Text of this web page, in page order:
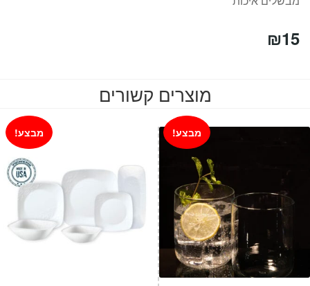
₪15
מוצרים קשורים
מבצע! מבצע!